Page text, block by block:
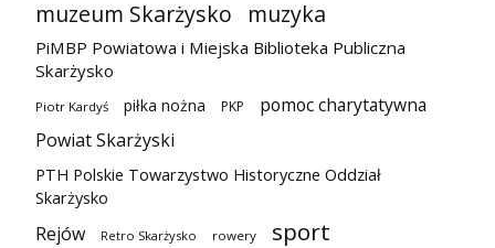
muzeum Skarżysko
muzyka
PiMBP Powiatowa i Miejska Biblioteka Publiczna
Skarżysko
Piotr Kardyś piłka nożna PKP
pomoc charytatywna
Powiat Skarżyski
PTH Polskie Towarzystwo Historyczne Oddział
Skarżysko
Rejów Retro Skarżysko rowery sport